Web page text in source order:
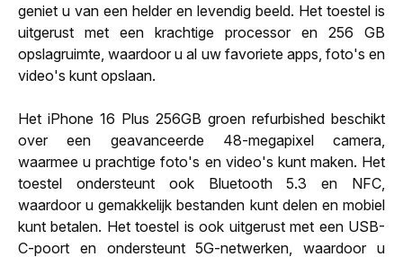
geniet u van een helder en levendig beeld. Het toestel is
uitgerust met een krachtige processor en 256 GB
opslagruimte, waardoor u al uw favoriete apps, foto's en
video's kunt opslaan.
Het iPhone 16 Plus 256GB groen refurbished beschikt
over een geavanceerde 48-megapixel camera,
waarmee u prachtige foto's en video's kunt maken. Het
toestel ondersteunt ook Bluetooth 5.3 en NFC,
waardoor u gemakkelijk bestanden kunt delen en mobiel
kunt betalen. Het toestel is ook uitgerust met een USB-
C-poort en ondersteunt 5G-netwerken, waardoor u